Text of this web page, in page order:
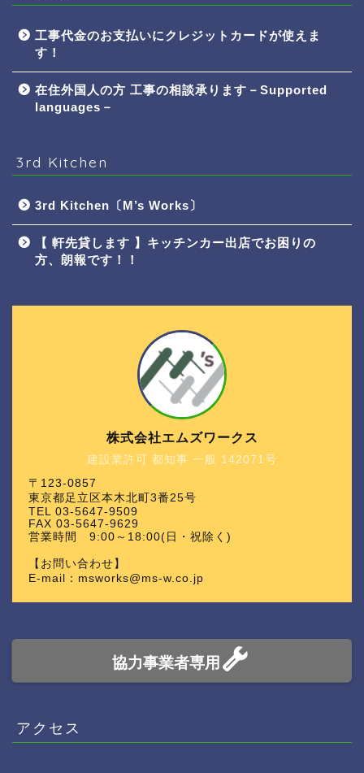
工事代金のお支払いにクレジットカードが使えま
す！
在住外国人の方 工事の相談承ります－Supported
languages－
3rd Kitchen
3rd Kitchen〔M’s Works〕
【 軒先貸します 】キッチンカー出店でお困りの
方、朗報です！！
建設業許可 都知事 一般 142071号
株式会社エムズワークス
〒123-0857
東京都足立区本木北町3番25号
TEL 03-5647-9509
FAX 03-5647-9629
営業時間 9:00～18:00(日・祝除く)
【お問い合わせ】
E-mail：msworks@ms-w.co.jp
協力事業者専用
アクセス